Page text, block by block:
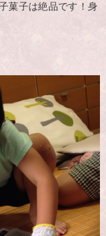
菓子は絶品です！身